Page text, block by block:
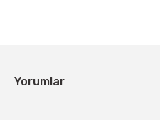
Yorumlar